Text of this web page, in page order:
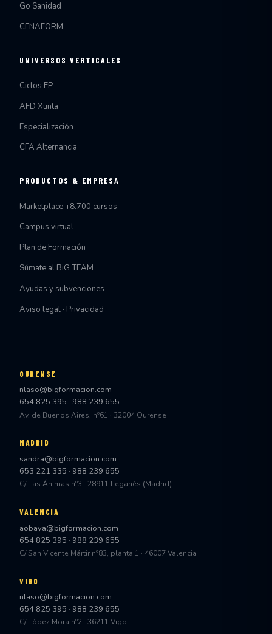
Go Sanidad
CENAFORM
UNIVERSOS VERTICALES
Ciclos FP
AFD Xunta
Especialización
CFA Alternancia
PRODUCTOS & EMPRESA
Marketplace +8.700 cursos
Campus virtual
Plan de Formación
Súmate al BiG TEAM
Ayudas y subvenciones
Aviso legal · Privacidad
OURENSE
nlaso@bigformacion.com
654 825 395 · 988 239 655
Av. de Buenos Aires, nº61 · 32004 Ourense
MADRID
sandra@bigformacion.com
653 221 335 · 988 239 655
C/ Las Ánimas nº3 · 28911 Leganés (Madrid)
VALENCIA
aobaya@bigformacion.com
654 825 395 · 988 239 655
C/ San Vicente Mártir nº83, planta 1 · 46007 Valencia
VIGO
nlaso@bigformacion.com
654 825 395 · 988 239 655
C/ López Mora nº2 · 36211 Vigo